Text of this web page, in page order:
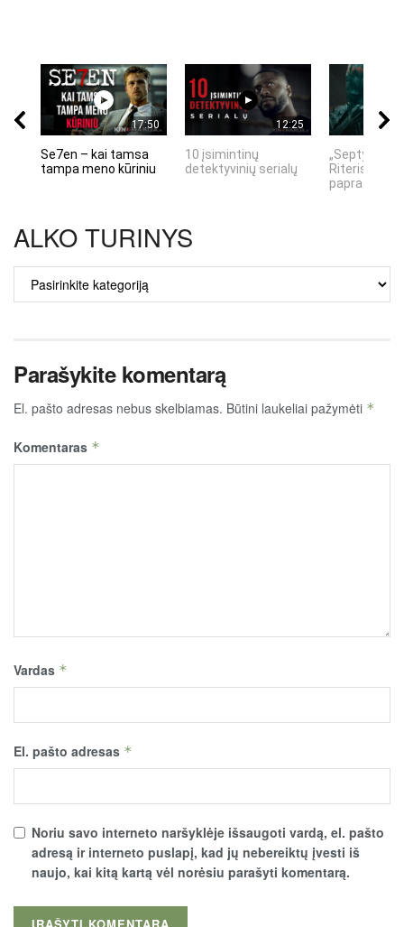
17:50
Se7en – kai tamsa
tampa meno kūriniu
12:25
10 įsimintinų
detektyvinių serialų
„Septynių
Riteris" – kai
ALKO TURINYS
TURINYS
Parašykite komentarą
El. pašto adresas nebus skelbiamas. Būtini laukeliai pažymėti *
Komentaras *
Vardas *
El. pašto adresas *
Noriu savo interneto naršyklėje išsaugoti vardą, el. pašto
adresą ir interneto puslapį, kad jų nebereiktų įvesti iš
naujo, kai kitą kartą vėl norėsiu parašyti komentarą.